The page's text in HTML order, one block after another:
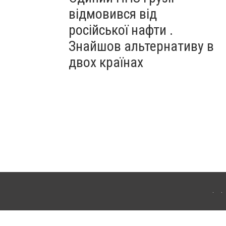
відмовився від
російської нафти .
Знайшов альтернативу в
двох країнах